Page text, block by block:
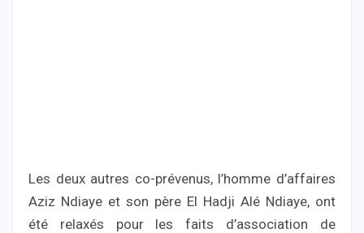
Les deux autres co-prévenus, l’homme d’affaires
Aziz Ndiaye et son père El Hadji Alé Ndiaye, ont
été relaxés pour les faits d’association de